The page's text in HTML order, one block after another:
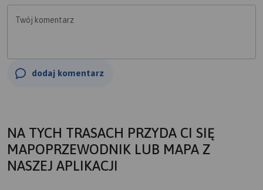
Twój komentarz
dodaj komentarz
NA TYCH TRASACH PRZYDA CI SIĘ
MAPOPRZEWODNIK LUB MAPA Z
NASZEJ APLIKACJI